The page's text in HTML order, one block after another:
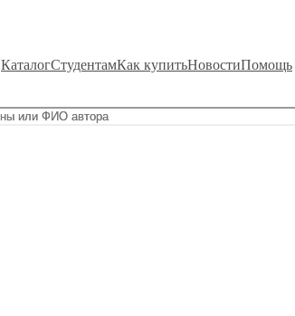
КаталогСтудентамКак купитьНовостиПомощь